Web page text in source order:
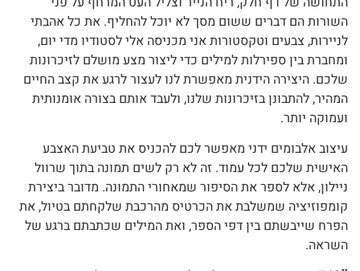
השורות הם דברים ששום מסך לא יוכל להחליף. את כל אהבתי
לניירות, צבעים וטקסטורות אני מכניסה אלי לסטודיו מדי יום,
ומחברת בין ספירלות למילים כדי ליצור מצע מושלם לזיכרונות
שלכם. היצירה הידנית מאפשרת לנו לעצור לרגע את קצב החיים
המהיר, להתבונן בזיכרונות שלנו, ולעבד אותם בצורה אומנותית
ועמוקה יותר.
עיצוב אלבומים ידני מאפשר לכם להכניס את טביעת האצבע
האישית שלכם לכל עמוד. זה לא רק לשים תמונה בתוך שרוול
ניילון, אלא לספר את הסיפור שמאחורי התמונה. מדובר ביצירת
קומפוזיציה שמשלבת את הכרטיס מהרכבת שלקחתם בטיול, את
הפרח שייבשתם בין דפי הספר, ואת המילים שכתבתם ברגע של
השראה.